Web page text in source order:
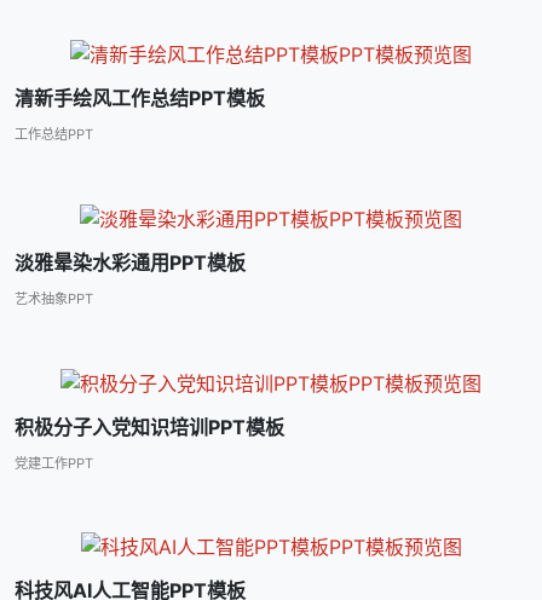
清新手绘风工作总结PPT模板
工作总结PPT
淡雅晕染水彩通用PPT模板
艺术抽象PPT
积极分子入党知识培训PPT模板
党建工作PPT
科技风AI人工智能PPT模板